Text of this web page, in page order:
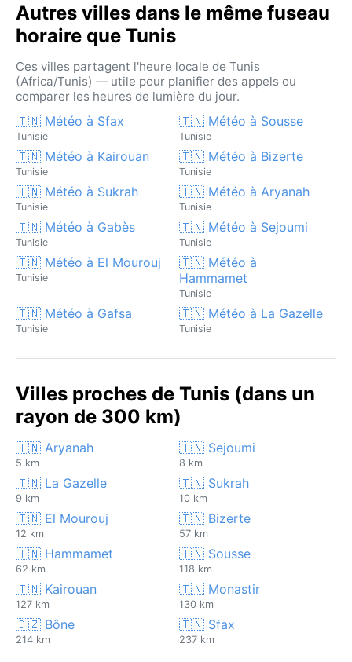
Autres villes dans le même fuseau
horaire que Tunis
Ces villes partagent l'heure locale de Tunis
(Africa/Tunis) — utile pour planifier des appels ou
comparer les heures de lumière du jour.
🇹🇳 Météo à Sfax
Tunisie
🇹🇳 Météo à Sousse
Tunisie
🇹🇳 Météo à Kairouan
Tunisie
🇹🇳 Météo à Bizerte
Tunisie
🇹🇳 Météo à Sukrah
Tunisie
🇹🇳 Météo à Aryanah
Tunisie
🇹🇳 Météo à Gabès
Tunisie
🇹🇳 Météo à Sejoumi
Tunisie
🇹🇳 Météo à El Mourouj
Tunisie
🇹🇳 Météo à
Hammamet
Tunisie
🇹🇳 Météo à Gafsa
Tunisie
🇹🇳 Météo à La Gazelle
Tunisie
Villes proches de Tunis (dans un
rayon de 300 km)
🇹🇳 Aryanah
5 km
🇹🇳 Sejoumi
8 km
🇹🇳 La Gazelle
9 km
🇹🇳 Sukrah
10 km
🇹🇳 El Mourouj
12 km
🇹🇳 Bizerte
57 km
🇹🇳 Hammamet
62 km
🇹🇳 Sousse
118 km
🇹🇳 Kairouan
127 km
🇹🇳 Monastir
130 km
🇩🇿 Bône
214 km
🇹🇳 Sfax
237 km